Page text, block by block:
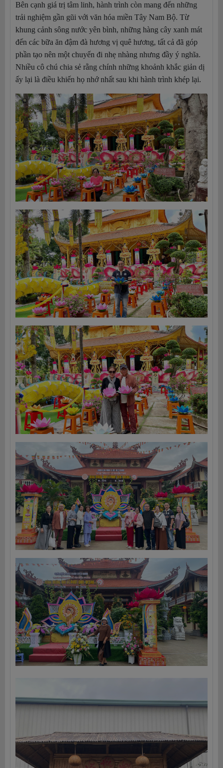
Bên cạnh giá trị tâm linh, hành trình còn mang đến những
trải nghiệm gần gũi với văn hóa miền Tây Nam Bộ. Từ
khung cảnh sông nước yên bình, những hàng cây xanh mát
đến các bữa ăn đậm đà hương vị quê hương, tất cả đã góp
phần tạo nên một chuyến đi nhẹ nhàng nhưng đầy ý nghĩa.
Nhiều cô chú chia sẻ rằng chính những khoảnh khắc giản dị
ấy lại là điều khiến họ nhớ nhất sau khi hành trình khép lại.